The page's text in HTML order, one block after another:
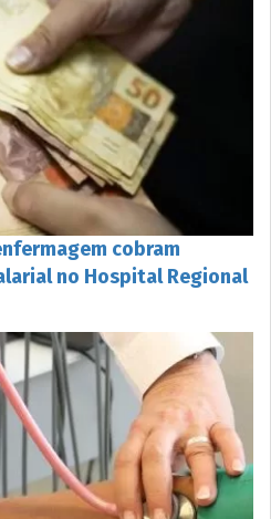
cobram
no Hospital Regional